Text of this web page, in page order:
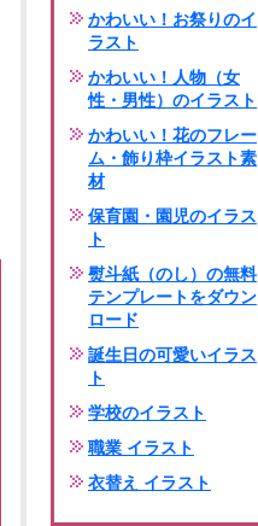
かわいい！お祭りのイ
ラスト
かわいい！人物（女
性・男性）のイラスト
かわいい！花のフレー
ム・飾り枠イラスト素
材
保育園・園児のイラス
ト
熨斗紙（のし）の無料
テンプレートをダウン
ロード
誕生日の可愛いイラス
ト
学校のイラスト
職業 イラスト
衣替え イラスト